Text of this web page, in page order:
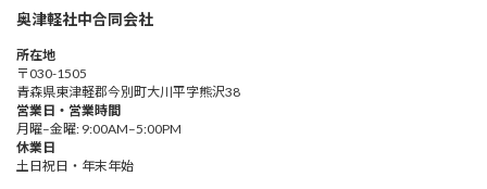
奥津軽社中合同会社
所在地
〒030-1505
青森県東津軽郡今別町大川平字熊沢38
営業日・営業時間
月曜–金曜: 9:00AM–5:00PM
休業日
土日祝日・年末年始